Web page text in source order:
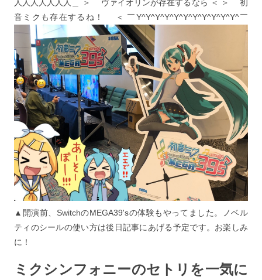
人人人人人人人＿ ＞ ヴァイオリンが存在するなら ＜ ＞ 初
音ミクも存在するね！ ＜ ￣Y^Y^Y^Y^Y^Y^Y^Y^Y^Y^Y^￣
▲開演前、SwitchのMEGA39'sの体験もやってました。ノベル
ティのシールの使い方は後日記事にあげる予定です。お楽しみ
に！
ミクシンフォニーのセトリを一気に